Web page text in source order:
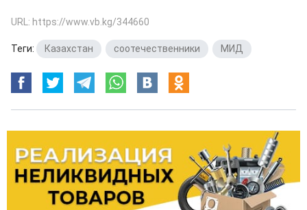
URL: https://www.vb.kg/344660
Теги: Казахстан соотечественники МИД